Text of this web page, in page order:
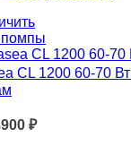
CL 1200 60-70 Вт
₽